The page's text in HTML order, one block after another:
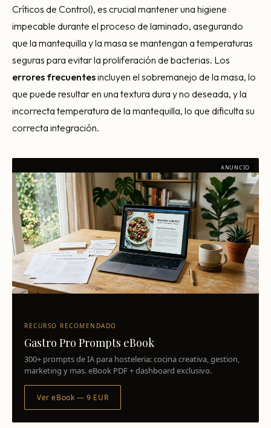
Críticos de Control), es crucial mantener una higiene
impecable durante el proceso de laminado, asegurando
que la mantequilla y la masa se mantengan a temperaturas
seguras para evitar la proliferación de bacterias. Los
errores frecuentesincluyen el sobremanejo de la masa, lo
que puede resultar en una textura dura y no deseada, y la
incorrecta temperatura de la mantequilla, lo que dificulta su
correcta integración.
ANUNCIO
RECURSO RECOMENDADO
Gastro Pro Prompts eBook
300+ prompts de IA para hosteleria: cocina creativa, gestion,
marketing y mas. eBook PDF + dashboard exclusivo.
Ver eBook — 9 EUR